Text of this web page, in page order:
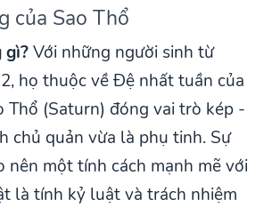
của Sao Thổ
gì?Với những người sinh từ
họ thuộc về Đệ nhất tuần của
Thổ (Saturn) đóng vai trò kép -
chủ quản vừa là phụ tinh. Sự
nên một tính cách mạnh mẽ với
là tính kỷ luật và trách nhiệm